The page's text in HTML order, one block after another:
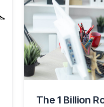
The 1 Billion